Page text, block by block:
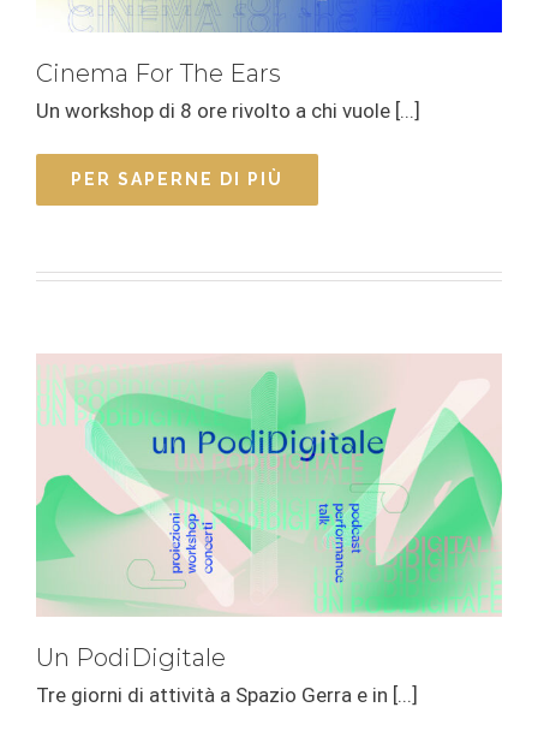
Cinema For The Ears
Un workshop di 8 ore rivolto a chi vuole [...]
PER SAPERNE DI PIÙ
Un PodiDigitale
Tre giorni di attività a Spazio Gerra e in [...]